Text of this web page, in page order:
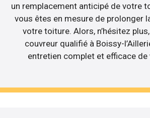
un remplacement anticipé de votre
vous êtes en mesure de prolonger
votre toiture. Alors, n’hésitez
couvreur qualifié à Boissy-
entretien complet et efficace